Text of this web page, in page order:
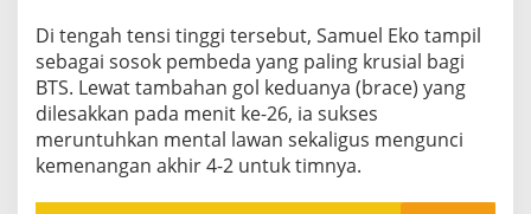
​Di tengah tensi tinggi tersebut, Samuel Eko tampil
sebagai sosok pembeda yang paling krusial bagi
BTS. Lewat tambahan gol keduanya (brace) yang
dilesakkan pada menit ke-26, ia sukses
meruntuhkan mental lawan sekaligus mengunci
kemenangan akhir 4-2 untuk timnya.